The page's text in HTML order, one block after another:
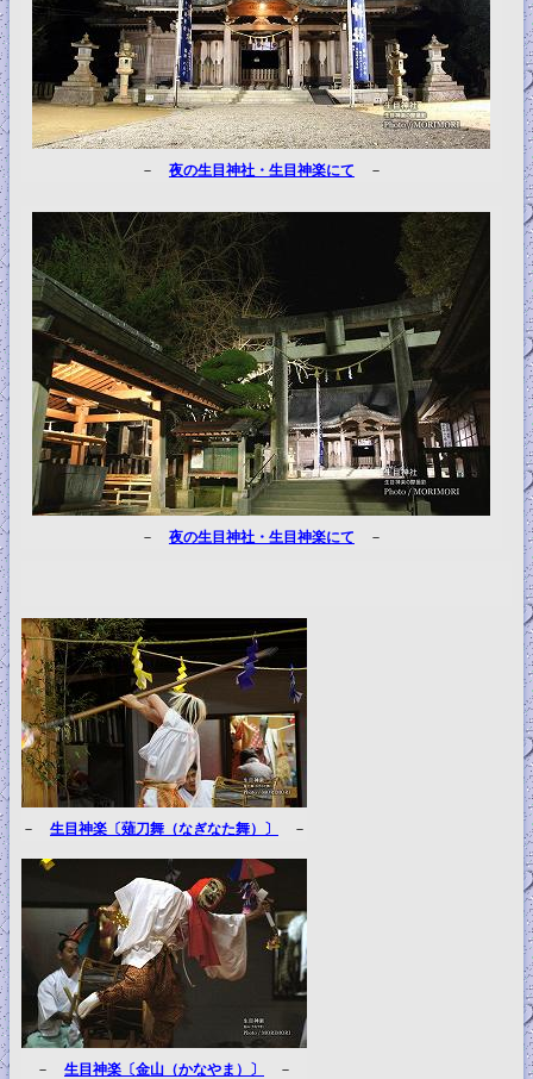
－ 夜の生目神社・生目神楽にて －
－ 夜の生目神社・生目神楽にて －
－ 生目神楽〔薙刀舞（なぎなた舞）〕 －
－ 生目神楽〔金山（かなやま）〕 －